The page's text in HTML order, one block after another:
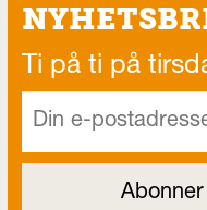
Ti på ti på